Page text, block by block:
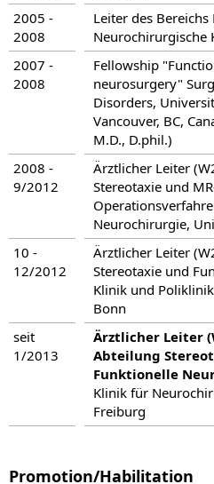
2005 -
2008
Leiter des
Neurochirurgische
2007 -
2008
Fellowship
neurosurgery"
Disorders,
Vancouver, BC,
M.D., D.phil.)
2008 -
9/2012
Ärztlicher Leiter
Stereotaxie und
Neurochirurgie,
10 -
12/2012
Ärztlicher Leiter
Stereotaxie und
Klinik und
Bonn
seit
1/2013
Ärztlicher Leiter
Abteilung
Funktionelle
Klinik für
Freiburg
Promotion/Habilitation